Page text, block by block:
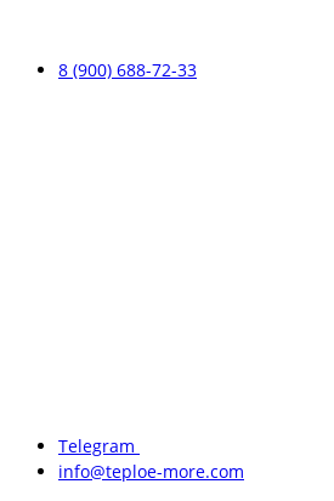
8 (900) 688-72-33
Telegram
info@teploe-more.com